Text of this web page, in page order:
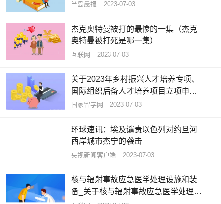
半岛晨报 2023-07-03
杰克奥特曼被打的最惨的一集（杰克
奥特曼被打死是哪一集）
互联网 2023-07-03
关于2023年乡村振兴人才培养专项、
国际组织后备人才培养项目立项申报
工作的通知
国家留学网 2023-07-03
环球速讯：埃及谴责以色列对约旦河
西岸城市杰宁的袭击
央视新闻客户端 2023-07-03
核与辐射事故应急医学处理设施和装
备_关于核与辐射事故应急医学处理设